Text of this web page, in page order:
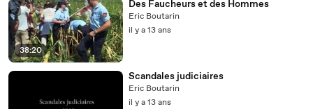
38:20
Des Faucheurs et des Hommes
Eric Boutarin
il y a 13 ans
Scandales judiciaires
Eric Boutarin
il y a 13 ans